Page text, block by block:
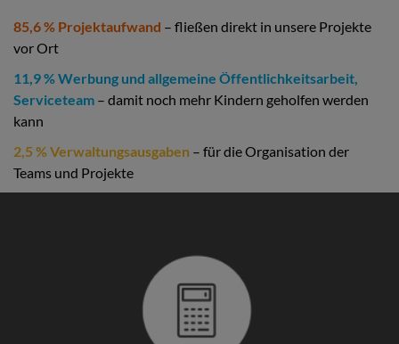
85,6 % Projektaufwand – fließen direkt in unsere Projekte
vor Ort
11,9 % Werbung und allgemeine Öffentlichkeitsarbeit,
Serviceteam – damit noch mehr Kindern geholfen werden
kann
2,5 % Verwaltungsausgaben – für die Organisation der
Teams und Projekte